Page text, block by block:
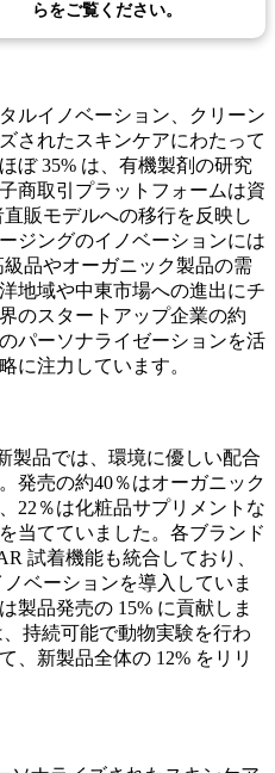
らをご覧ください。
ルイノベーション、クリーン
されたスキンケアにわたって
ぼ 35% は、有機製剤の研究
商取引プラットフォームは資
販モデルへの移行を反映し
ジングのイノベーションには
品やオーガニック製品の需
地域や中東市場への進出にチ
のスタートアップ企業の約
パーソナライゼーションを活
に注力しています。
製品では、環境に優しい配合
発売の約40％はオーガニック
22％は化粧品サプリメントな
当てていました。各ブランド
試着機能も統合しており、
ベーションを導入していま
製品発売の 15% に貢献しま
持続可能で動物実験を行わ
、新製品全体の 12% をリリ